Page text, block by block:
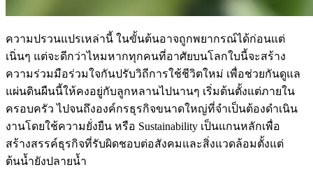
ความปรวนแปรเหล่านี้ ในขั้นต้นอาจถูกพยากรณ์ได้ก่อนแต่
เนิ่นๆ แต่จะดีกว่าไหมหากทุกคนที่อาศัยบนโลกใบนี้จะสร้าง
ความร่วมมือร่วมใจกันปรับวิถีการใช้ชีวิตใหม่ เพื่อช่วยกันดูแล
แผ่นดินผืนนี้ให้คงอยู่กับลูกหลานไปนานๆ เริ่มต้นตั้งแต่ภายใน
ครอบครัว ไปจนถึงองค์กรธุรกิจขนาดใหญ่ที่จำเป็นต้องดำเนิน
งานโดยใช้ความยั่งยืน หรือ Sustainability เป็นแกนหลักเพื่อ
สร้างสรรค์ธุรกิจที่รับผิดชอบต่อสังคมและสิ่งแวดล้อมตั้งแต่
ต้นน้ำยังปลายน้ำ